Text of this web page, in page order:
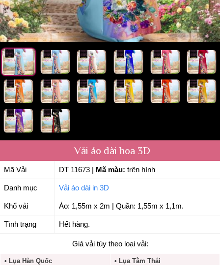
Vải áo dài hoa 3D
Mã Vải DT 11673 Mã màu: trên hình
Danh mục Vải áo dài in 3D
Khổ vải Áo: 1,55m x 2m | Quần: 1,55m x 1,1m.
Tình trạng Hết hàng.
Giá vải tùy theo loại vải:
• Lụa Hàn Quốc • Lụa Tằm Thái